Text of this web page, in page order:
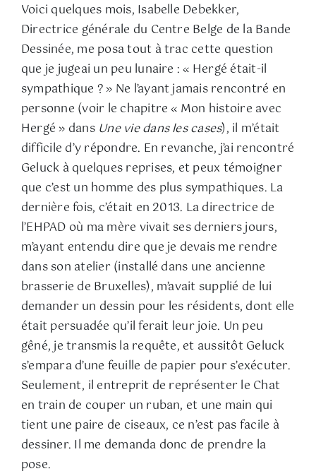
Voici quelques mois, Isabelle Debekker,
Directrice générale du Centre Belge de la Bande
Dessinée, me posa tout à trac cette question
que je jugeai un peu lunaire : « Hergé était-il
sympathique ? » Ne l’ayant jamais rencontré en
personne (voir le chapitre « Mon histoire avec
Hergé » dans Une vie dans les cases), il m’était
difficile d’y répondre. En revanche, j’ai rencontré
Geluck à quelques reprises, et peux témoigner
que c’est un homme des plus sympathiques. La
dernière fois, c’était en 2013. La directrice de
l’EHPAD où ma mère vivait ses derniers jours,
m’ayant entendu dire que je devais me rendre
dans son atelier (installé dans une ancienne
brasserie de Bruxelles), m’avait supplié de lui
demander un dessin pour les résidents, dont elle
était persuadée qu’il ferait leur joie. Un peu
gêné, je transmis la requête, et aussitôt Geluck
s’empara d’une feuille de papier pour s’exécuter.
Seulement, il entreprit de représenter le Chat
en train de couper un ruban, et une main qui
tient une paire de ciseaux, ce n’est pas facile à
dessiner. Il me demanda donc de prendre la
pose.